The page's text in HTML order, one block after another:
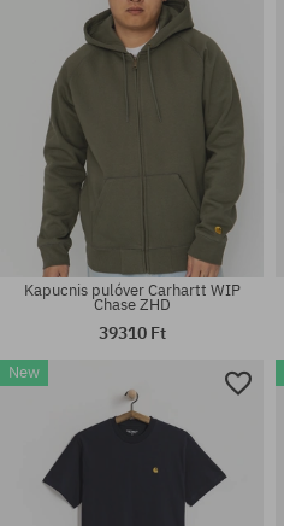
Elérhető méretek:
S; M; L; XL; XXL
Kapucnis pulóver Carhartt WIP
Chase ZHD
39310 Ft
New